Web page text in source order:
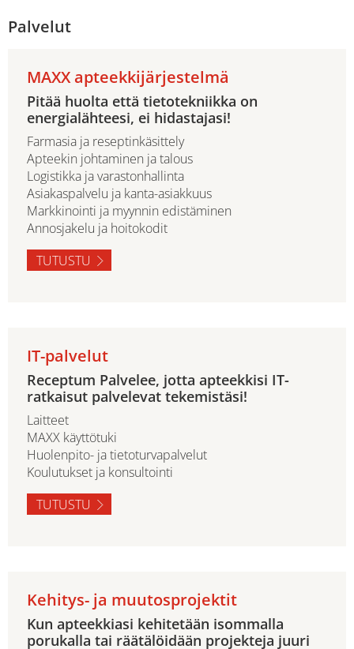
Palvelut
MAXX apteekkijärjestelmä
Pitää huolta että tietotekniikka on
energialähteesi, ei hidastajasi!
Farmasia ja reseptinkäsittely
Apteekin johtaminen ja talous
Logistikka ja varastonhallinta
Asiakaspalvelu ja kanta-asiakkuus
Markkinointi ja myynnin edistäminen
Annosjakelu ja hoitokodit
TUTUSTU
IT-palvelut
Receptum Palvelee, jotta apteekkisi IT-
ratkaisut palvelevat tekemistäsi!
Laitteet
MAXX käyttötuki
Huolenpito- ja tietoturvapalvelut
Koulutukset ja konsultointi
TUTUSTU
Kehitys- ja muutosprojektit
Kun apteekkiasi kehitetään isommalla
porukalla tai räätälöidään projekteja juuri